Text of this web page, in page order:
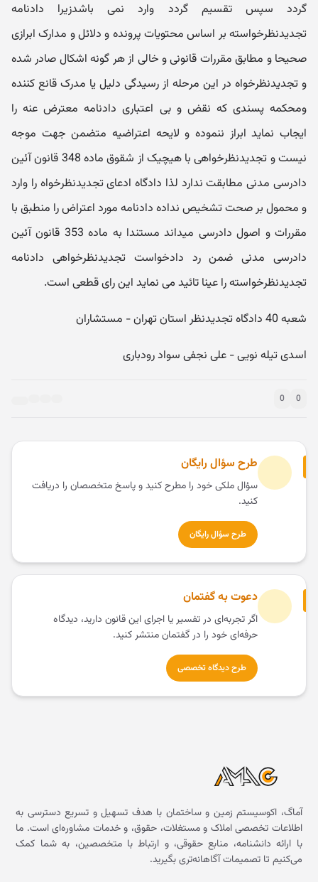
گردد سپس تقسیم گردد وارد نمی باشدزیرا دادنامه
تجدیدنظرخواسته بر اساس محتویات پرونده و دلائل و مدارک ابرازی
صحیحا و مطابق مقررات قانونی و خالی از هر گونه اشکال صادر شده
و تجدیدنظرخواه در این مرحله از رسیدگی دلیل یا مدرک قانع کننده
ومحکمه پسندی که نقض و بی اعتباری دادنامه معترض عنه را
ایجاب نماید ابراز ننموده و لایحه اعتراضیه متضمن جهت موجه
نیست و تجدیدنظرخواهی با هیچیک از شقوق ماده 348 قانون آئین
دادرسی مدنی مطابقت ندارد لذا دادگاه ادعای تجدیدنظرخواه را وارد
و محمول بر صحت تشخیص نداده دادنامه مورد اعتراض را منطبق با
مقررات و اصول دادرسی میداند مستندا به ماده 353 قانون آئین
دادرسی مدنی ضمن رد دادخواست تجدیدنظرخواهی دادنامه
تجدیدنظرخواسته را عینا تائید می نماید این رای قطعی است.
شعبه 40 دادگاه تجدیدنظر استان تهران - مستشاران
اسدی تیله نویی - علی نجفی سواد رودباری
0
0
طرح سؤال رایگان
سؤال ملکی خود را مطرح کنید و پاسخ متخصصان را دریافت
کنید.
طرح سؤال رایگان
دعوت به گفتمان
اگر تجربه‌ای در تفسیر یا اجرای این قانون دارید، دیدگاه
حرفه‌ای خود را در گفتمان منتشر کنید.
طرح دیدگاه تخصصی
آماگ، اکوسیستم زمین و ساختمان با هدف تسهیل و تسریع دسترسی به
اطلاعات تخصصی املاک و مستغلات، حقوق، و خدمات مشاوره‌ای است. ما
با ارائه دانشنامه، منابع حقوقی، و ارتباط با متخصصین، به شما کمک
می‌کنیم تا تصمیمات آگاهانه‌تری بگیرید.